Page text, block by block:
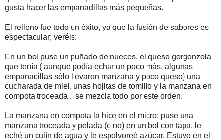
gusta hacer las empanadillas más pequeñas.
El relleno fue todo un éxito, ya que la fusión de sabores es
espectacular; veréis:
En un bol puse un puñado de nueces, el queso gorgonzola
que tenía ( aunque podía echar un poco más, algunas
empanadillas sólo llevaron manzana y poco queso) una
cucharada de miel, unas hojitas de tomillo y la manzana en
compota troceada . se mezcla todo por este orden.
La manzana en compota la hice en el micro; puse una
manzana troceada y pelada (o no) en un bol con tapa, le
eché un culín de agua y le espolvoreé azúcar. Estuvo en el